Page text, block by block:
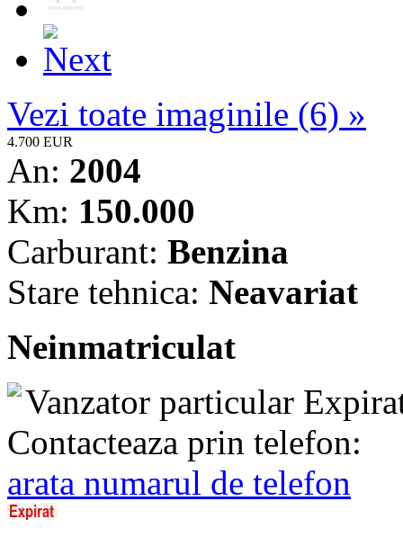
Vezi toate imaginile (6) »
4.700 EUR
An: 2004
Km: 150.000
Carburant: Benzina
Stare tehnica: Neavariat
Neinmatriculat
Vanzator particular
Contacteaza prin telefon:
arata numarul de telefon